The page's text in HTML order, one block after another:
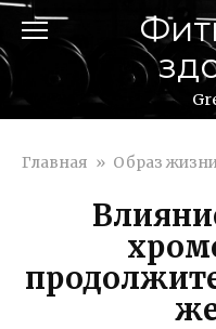
Перейти
контенту
Главная » Образ